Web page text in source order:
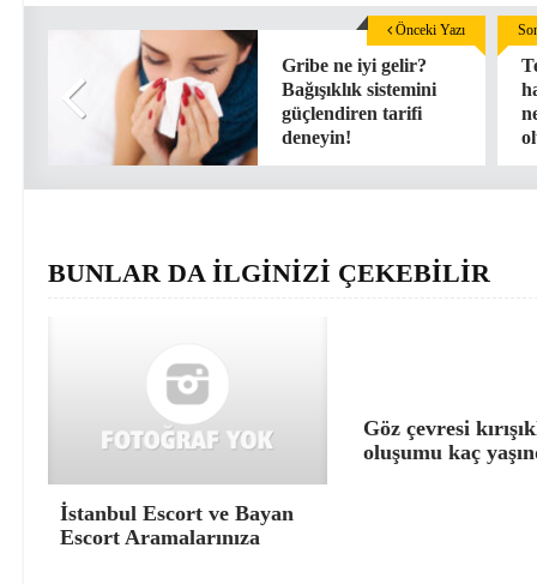
Gribe ne iyi gelir?
Bağışıklık sistemini
güçlendiren tarifi
deneyin!
Önceki Yazı
BUNLAR DA İLGİNİZİ ÇEKEBİLİR
İstanbul Escort ve Bayan
Escort Aramalarınıza
Göz çevresi
oluşumu kaç